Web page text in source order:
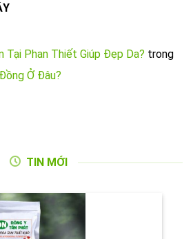
Tại Phan Thiết Giúp Đẹp Da? trong
Ở Đâu?
TIN MỚI